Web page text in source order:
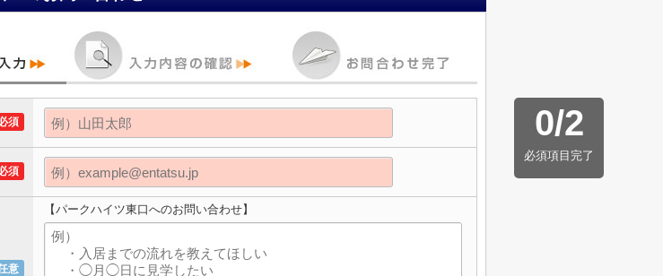
0/2
必須項目完了
須
須
意
【パークハイツ東口へのお問い合わせ】